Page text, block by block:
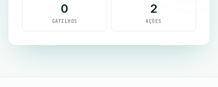
0
GATILHOS
2
AÇÕES